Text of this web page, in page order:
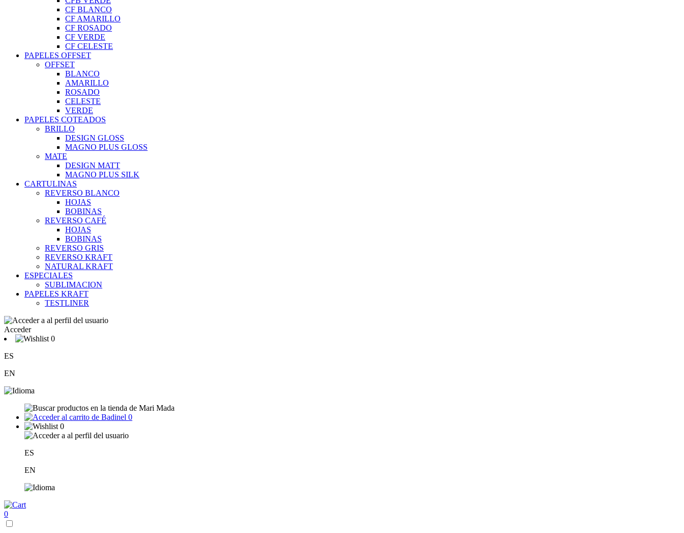
CF BLANCO
CF AMARILLO
CF ROSADO
CF VERDE
CF CELESTE
PAPELES OFFSET
OFFSET
BLANCO
AMARILLO
ROSADO
CELESTE
VERDE
PAPELES COTEADOS
BRILLO
DESIGN GLOSS
MAGNO PLUS GLOSS
MATE
DESIGN MATT
MAGNO PLUS SILK
CARTULINAS
REVERSO BLANCO
HOJAS
BOBINAS
REVERSO CAFÉ
HOJAS
BOBINAS
REVERSO GRIS
REVERSO KRAFT
NATURAL KRAFT
ESPECIALES
SUBLIMACION
PAPELES KRAFT
TESTLINER
Acceder
0
ES
EN
0
0
ES
EN
0